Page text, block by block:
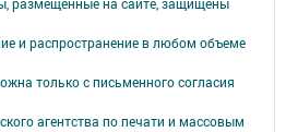
и распространение в любом объеме
только с письменного согласия
агентства по печати и массовым